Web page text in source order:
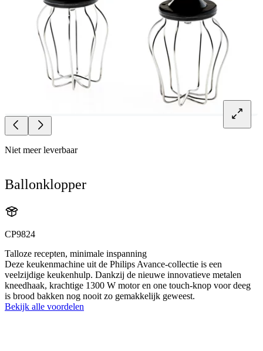
Niet meer leverbaar
Ballonklopper
CP9824
Talloze recepten, minimale inspanning
Deze keukenmachine uit de Philips Avance-collectie is een
veelzijdige keukenhulp. Dankzij de nieuwe innovatieve metalen
kneedhaak, krachtige 1300 W motor en one touch-knop voor deeg
is brood bakken nog nooit zo gemakkelijk geweest.
Bekijk alle voordelen